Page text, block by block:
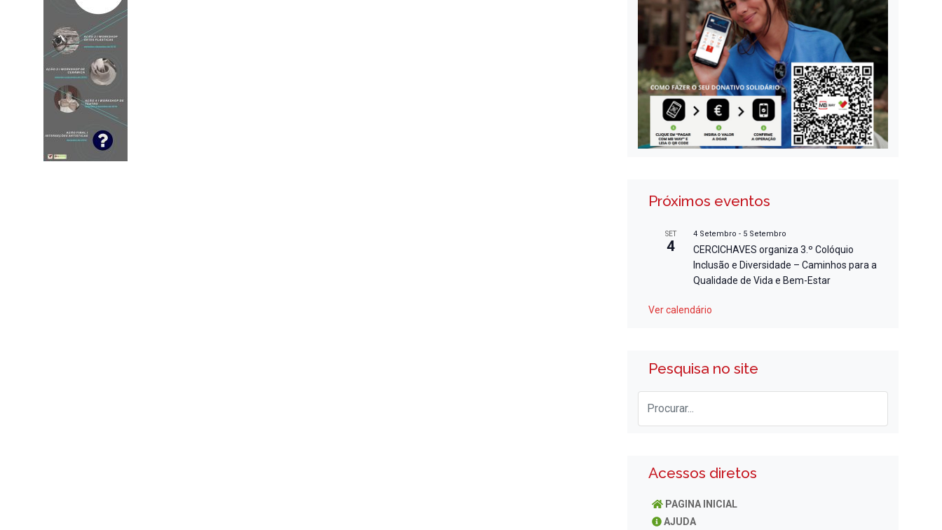
Próximos eventos
SET
4
4 Setembro - 5 Setembro
CERCICHAVES organiza 3.º Colóquio
Inclusão e Diversidade – Caminhos para a
Qualidade de Vida e Bem-Estar
Ver calendário
Pesquisa no site
Acessos diretos
PAGINA INICIAL
AJUDA